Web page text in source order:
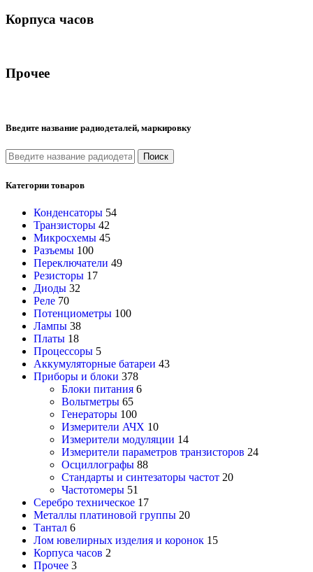
Корпуса часов
Прочее
Введите название радиодеталей, маркировку
Поиск
Категории товаров
Конденсаторы 54
Транзисторы 42
Микросхемы 45
Разъемы 100
Переключатели 49
Резисторы 17
Диоды 32
Реле 70
Потенциометры 100
Лампы 38
Платы 18
Процессоры 5
Аккумуляторные батареи 43
Приборы и блоки 378
Блоки питания 6
Вольтметры 65
Генераторы 100
Измерители АЧХ 10
Измерители модуляции 14
Измерители параметров транзисторов 24
Осциллографы 88
Стандарты и синтезаторы частот 20
Частотомеры 51
Серебро техническое 17
Металлы платиновой группы 20
Тантал 6
Лом ювелирных изделия и коронок 15
Корпуса часов 2
Прочее 3